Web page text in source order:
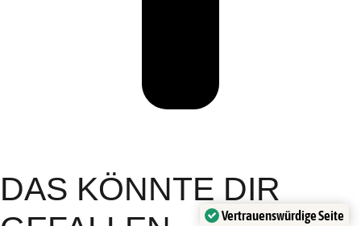
DAS KÖNNTE DIR
Vertrauenswürdige Seite